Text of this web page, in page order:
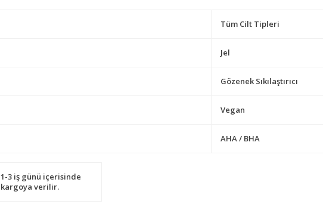
Tüm Cilt Tipleri
Jel
Gözenek Sıkılaştırıcı
Vegan
AHA / BHA
1-3 iş günü içerisinde
kargoya verilir.